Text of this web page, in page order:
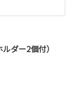
ダー2個付）